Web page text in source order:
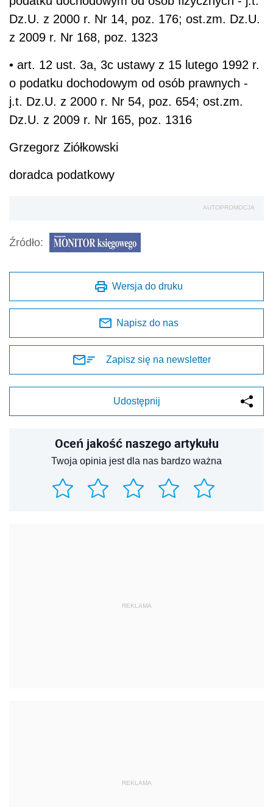
Dz.U. z 2000 r. Nr 14, poz. 176; ost.zm. Dz.U.
z 2009 r. Nr 168, poz. 1323
• art. 12 ust. 3a, 3c ustawy z 15 lutego 1992 r.
o podatku dochodowym od osób prawnych -
j.t. Dz.U. z 2000 r. Nr 54, poz. 654; ost.zm.
Dz.U. z 2009 r. Nr 165, poz. 1316
Grzegorz Ziółkowski
doradca podatkowy
AUTOPROMOCJA
Źródło:
Wersja do druku
Napisz do nas
Zapisz się na newsletter
Udostępnij
Oceń jakość naszego artykułu
Twoja opinia jest dla nas bardzo ważna
REKLAMA
REKLAMA